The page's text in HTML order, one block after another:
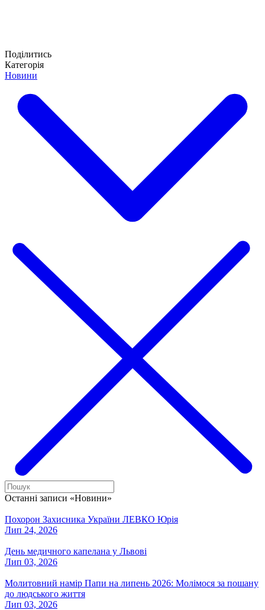
Поділитись
Категорія
Новини
Останні записи «Новини»
Похорон Захисника України ЛЕВКО Юрія
Лип 24, 2026
День медичного капелана у Львові
Лип 03, 2026
Молитовний намір Папи на липень 2026: Молімося за пошану
до людського життя
Лип 03, 2026